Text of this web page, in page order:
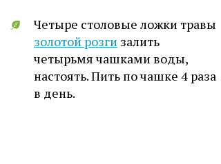
Четыре столовые ложки травы
золотой розги залить
четырьмя чашками воды,
настоять. Пить по чашке 4 раза
в день.